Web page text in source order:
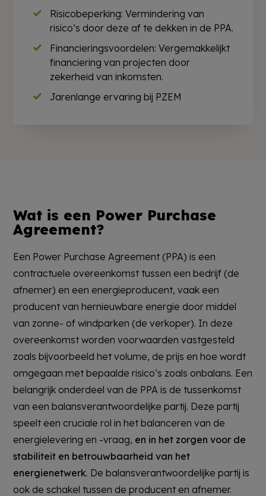
Risicobeperking: Vermindering van
risico’s door deze af te dekken in de PPA.
Financieringsvoordelen: Vergemakkelijkt
financiering van projecten door
zekerheid van inkomsten.
Jarenlange ervaring bij PZEM
Wat is een Power Purchase
Agreement?
Een Power Purchase Agreement (PPA) is een
contractuele overeenkomst tussen een bedrijf (de
afnemer) en een energieproducent, vaak een
producent van hernieuwbare energie door middel
van zonne- of windparken (de verkoper). In deze
overeenkomst worden voorwaarden vastgesteld
zoals bijvoorbeeld het volume, de prijs en hoe wordt
omgegaan met bepaalde risico’s zoals onbalans. Een
belangrijk onderdeel van de PPA is de tussenkomst
van een balansverantwoordelijke partij. Deze partij
speelt een cruciale rol in het balanceren van de
energielevering en -vraag, en in het zorgen voor de
stabiliteit en betrouwbaarheid van het
energienetwerk. De balansverantwoordelijke partij is
ook de schakel tussen de producent en afnemer.